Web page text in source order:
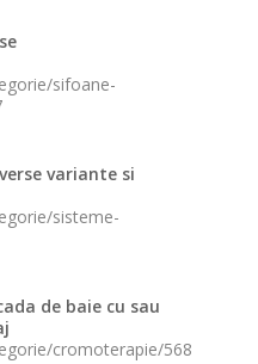
sifoane-
variante si
sisteme-
de baie cu sau
cromoterapie/568